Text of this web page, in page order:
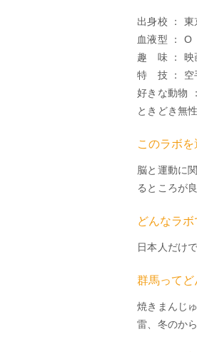
出身校 ： 東
血液型 ： O
趣 味 ： 映
特 技 ： 空
好きな動物
ときどき無
このラボ
脳と運動に
るところが
どんなラボ
日本人だけ
群馬ってど
焼きまんじ
雷、冬のか